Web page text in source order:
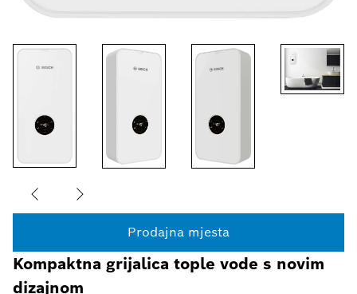
Prodajna mjesta
Kompaktna grijalica tople vode s novim
dizajnom